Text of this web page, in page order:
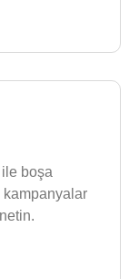
ile boşa
kampanyalar